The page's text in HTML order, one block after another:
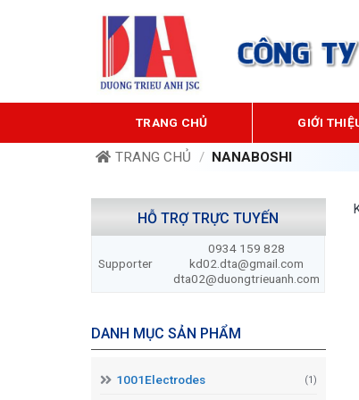
TRANG CHỦ GIỚI
TRANG CHỦ / NANABOSHI
HỖ TRỢ TRỰC TUYẾN
Supporter
0934 159 828
kd02.dta@gmail.com
dta02@duongtrieuanh.com
DANH MỤC SẢN PHẨM
1001Electrodes (1)